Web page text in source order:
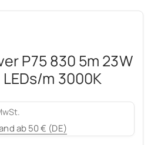
P75 830 5m 23W
m 3000K
ab 50 € (DE)